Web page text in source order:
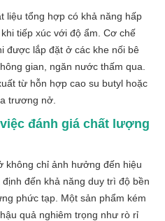
liệu tổng hợp có khả năng hấp
tiếp xúc với độ ẩm. Cơ chế
được lắp đặt ở các khe nối bê
gian, ngăn nước thấm qua.
từ hỗn hợp cao su butyl hoặc
trương nở.
đánh giá chất lượng
chỉ ảnh hưởng đến hiệu
đến khả năng duy trì độ bền
phức tạp. Một sản phẩm kém
quả nghiêm trọng như rò rỉ